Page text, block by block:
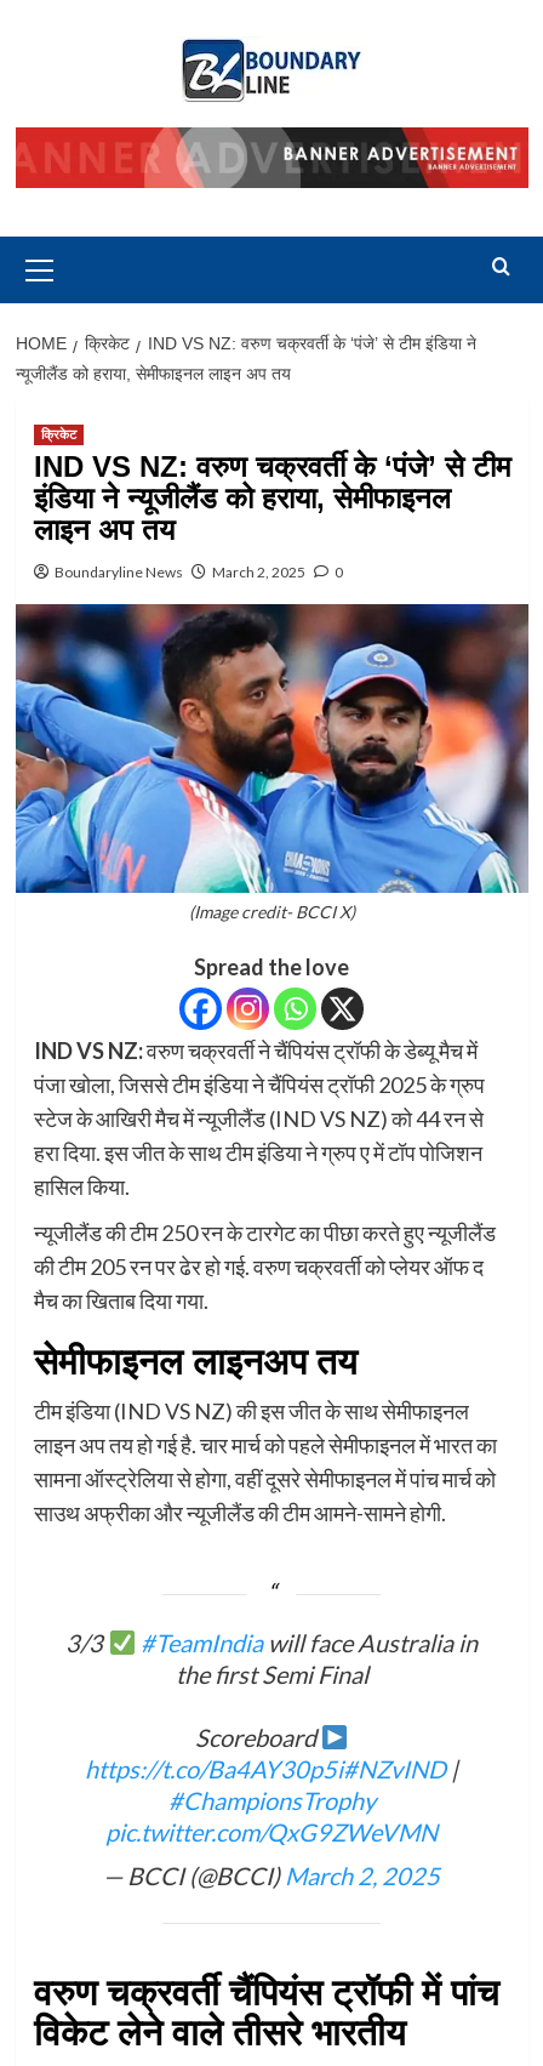
Menu
HOME क्रिकेट
IND VS NZ: वरुण चक्रवर्ती के ‘पंजे’ से टीम इंडिया ने
न्यूजीलैंड को हराया, सेमीफाइनल लाइन अप तय
क्रिकेट
IND VS NZ: वरुण चक्रवर्ती के ‘पंजे’ से टीम
इंडिया ने न्यूजीलैंड को हराया, सेमीफाइनल
लाइन अप तय
Boundaryline News March 2, 2025 0
(Image credit- BCCI X)
Spread the love
IND VS NZ:वरुण चक्रवर्ती ने चैंपियंस ट्रॉफी के डेब्यू मैच में
पंजा खोला, जिससे टीम इंडिया ने चैंपियंस ट्रॉफी 2025 के ग्रुप
स्टेज के आखिरी मैच में न्यूजीलैंड (IND VS NZ) को 44 रन से
हरा दिया. इस जीत के साथ टीम इंडिया ने ग्रुप ए में टॉप पोजिशन
हासिल किया.
न्यूजीलैंड की टीम 250 रन के टारगेट का पीछा करते हुए न्यूजीलैंड
की टीम 205 रन पर ढेर हो गई. वरुण चक्रवर्ती को प्लेयर ऑफ द
मैच का खिताब दिया गया.
सेमीफाइनल लाइनअप तय
टीम इंडिया (IND VS NZ) की इस जीत के साथ सेमीफाइनल
लाइन अप तय हो गई है. चार मार्च को पहले सेमीफाइनल में भारत का
सामना ऑस्ट्रेलिया से होगा, वहीं दूसरे सेमीफाइनल में पांच मार्च को
साउथ अफ्रीका और न्यूजीलैंड की टीम आमने-सामने होगी.
3/3 #TeamIndiawill face Australia in
the first Semi Final
Scoreboard
https://t.co/Ba4AY30p5i#NZvIND|
#ChampionsTrophy
pic.twitter.com/QxG9ZWeVMN
— BCCI (@BCCI) March 2, 2025
वरुण चक्रवर्ती चैंपियंस ट्रॉफी में पांच
विकेट लेने वाले तीसरे भारतीय